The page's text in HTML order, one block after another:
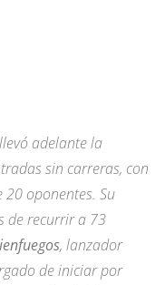
adelante la
sin carreras, con
20 oponentes. Su
de recurrir a 73
, lanzador
de iniciar por